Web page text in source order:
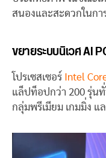
สนองและสะดวกในกา
ขยายระบบนิเวศ AI
โปรเซสเซอร์ Intel
แล็ปท็อปกว่า 200 รุ่นทั่
กลุ่มพรีเมียม เกมมิ่ง แ